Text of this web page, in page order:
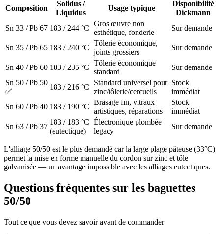
Composition
Solidus /
Liquidus
Usage typique
Disponibilité
Dickmann
Sn 33 / Pb 67 183 / 244 °C
Gros œuvre non
esthétique, fonderie
Sur demande
Sn 35 / Pb 65 183 / 240 °C
Tôlerie économique,
joints grossiers
Sur demande
Sn 40 / Pb 60 183 / 235 °C
Tôlerie économique
standard
Sur demande
Sn 50 / Pb 50
✅
183 / 216 °C
Standard universel pour
zinc/tôlerie/cercueils
Stock
immédiat
Sn 60 / Pb 40 183 / 190 °C
Brasage fin, vitraux
artistiques, réparations
Stock
immédiat
Sn 63 / Pb 37
183 / 183 °C
(eutectique)
Électronique plombée
legacy
Sur demande
L'alliage 50/50 est le plus demandé car la large plage pâteuse (33°C)
permet la mise en forme manuelle du cordon sur zinc et tôle
galvanisée — un avantage impossible avec les alliages eutectiques.
Questions fréquentes sur les baguettes
50/50
Tout ce que vous devez savoir avant de commander